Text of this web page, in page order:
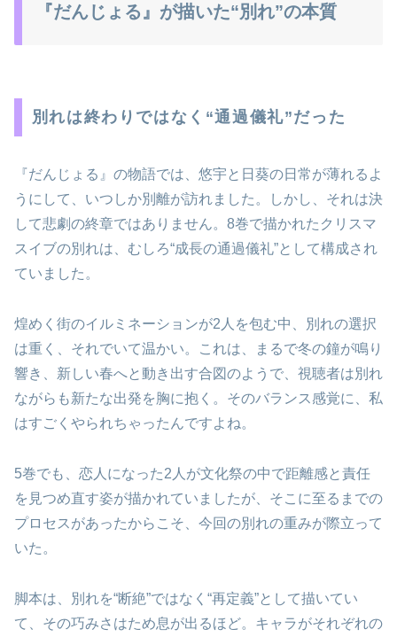
『だんじょる』が描いた“別れ”の本質
別れは終わりではなく“通過儀礼”だった
『だんじょる』の物語では、悠宇と日葵の日常が薄れるよ
うにして、いつしか別離が訪れました。しかし、それは決
して悲劇の終章ではありません。8巻で描かれたクリスマ
スイブの別れは、むしろ“成長の通過儀礼”として構成され
ていました。
煌めく街のイルミネーションが2人を包む中、別れの選択
は重く、それでいて温かい。これは、まるで冬の鐘が鳴り
響き、新しい春へと動き出す合図のようで、視聴者は別れ
ながらも新たな出発を胸に抱く。そのバランス感覚に、私
はすごくやられちゃったんですよね。
5巻でも、恋人になった2人が文化祭の中で距離感と責任
を見つめ直す姿が描かれていましたが、そこに至るまでの
プロセスがあったからこそ、今回の別れの重みが際立って
いた。
脚本は、別れを“断絶”ではなく“再定義”として描いてい
て、その巧みさはため息が出るほど。キャラがそれぞれの